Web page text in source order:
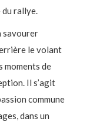
du rallye.
savourer
le volant
moments de
Il s’agit
commune
dans un